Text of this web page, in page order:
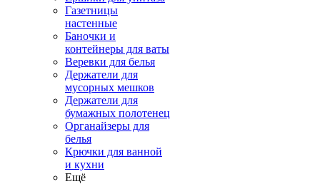
Газетницы
настенные
Баночки и
контейнеры для ваты
Веревки для белья
Держатели для
мусорных мешков
Держатели для
бумажных полотенец
Органайзеры для
белья
Крючки для ванной
и кухни
Ещё